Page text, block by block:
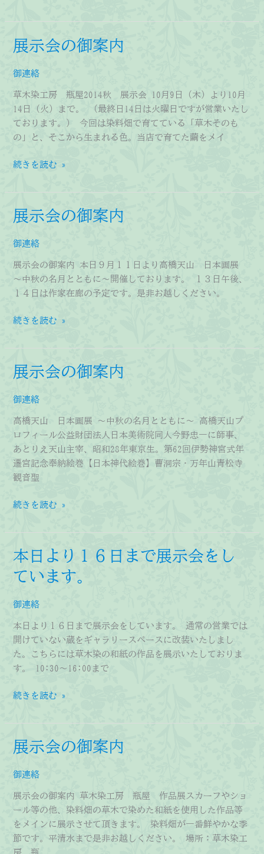
よ
秋
展
示
会
を
開
中
す。
展示会の御案内
御連絡
草木染工房 瓶屋2014秋 展示会 10月9日（木）より10月
14日（火）まで。 （最終日14日は火曜日ですが営業いたし
ております。） 今回は染料畑で育てている「草木そのも
の」と、そこから生まれる色。当店で育てた繭をメイ
展
会
御
内
続きを読む »
展示会の御案内
御連絡
展示会の御案内 本日９月１１日より高橋天山 日本画展
～中秋の名月とともに～開催しております。 １３日午後、
１４日は作家在廊の予定です。是非お越しください。
展
会
御
内
続きを読む »
展示会の御案内
御連絡
高橋天山 日本画展 ～中秋の名月とともに～ 高橋天山プ
ロフィール公益財団法人日本美術院同人今野忠一に師事、
あとりえ天山主宰、昭和28年東京生。第62回伊勢神宮式年
遷宮記念奉納絵巻【日本神代絵巻】曹洞宗・万年山青松寺
観音聖
展
会
御
案
続きを読む »
本日より１６日まで展示会をし
ています。
御連絡
本日より１６日まで展示会をしています。 通常の営業では
開けていない蔵をギャラリースペースに改装いたしまし
た。こちらには草木染の和紙の作品を展示いたしておりま
す。 10:30～16:00まで
本
よ
り
１
日
ま
で
展
示
会
続きを読む »
展示会の御案内
御連絡
展示会の御案内 草木染工房 瓶屋 作品展スカーフやショ
ール等の他、染料畑の草木で染めた和紙を使用した作品等
をメインに展示させて頂きます。 染料畑が一番鮮やかな季
節です。平清水まで是非お越しください。 場所：草木染工